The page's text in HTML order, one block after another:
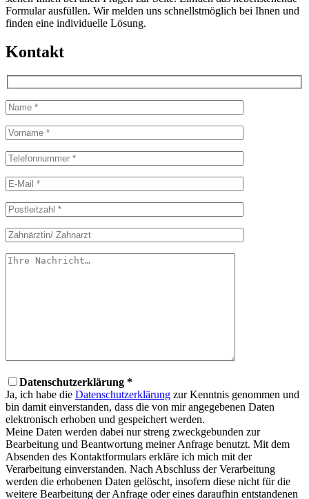
Formular ausfüllen. Wir melden uns schnellstmöglich bei Ihnen und
finden eine individuelle Lösung.
Kontakt
Datenschutzerklärung *
Ja, ich habe die Datenschutzerklärung zur Kenntnis genommen und
bin damit einverstanden, dass die von mir angegebenen Daten
elektronisch erhoben und gespeichert werden.
Meine Daten werden dabei nur streng zweckgebunden zur
Bearbeitung und Beantwortung meiner Anfrage benutzt. Mit dem
Absenden des Kontaktformulars erkläre ich mich mit der
Verarbeitung einverstanden. Nach Abschluss der Verarbeitung
werden die erhobenen Daten gelöscht, insofern diese nicht für die
weitere Bearbeitung der Anfrage oder eines daraufhin entstandenen